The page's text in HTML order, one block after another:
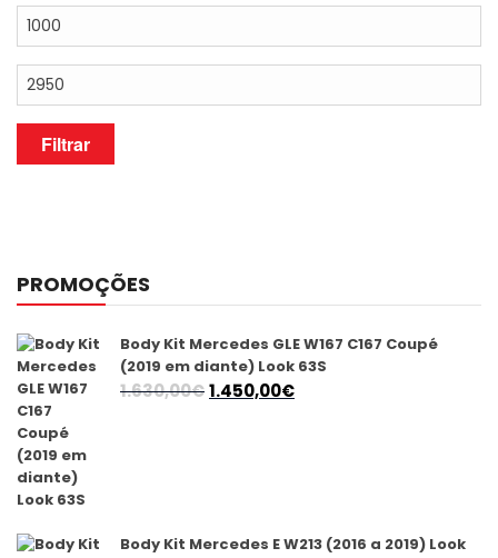
Preço
mínimo
Preço
máximo
Filtrar
PROMOÇÕES
Body Kit Mercedes GLE W167 C167 Coupé
(2019 em diante) Look 63S
1.630,00€O
1.450,00€O
Body Kit Mercedes E W213 (2016 a 2019) Look